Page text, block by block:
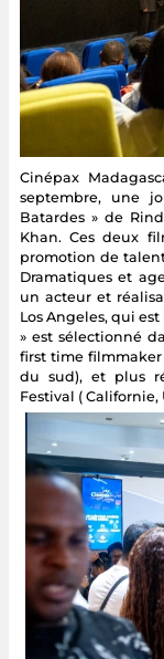
Cinépax
septembre, une
Batardes » de
Khan. Ces deux
promotion de
Dramatiques et
un acteur et
Los Angeles, qui
» est sélectionné
first time filmmaker
du sud), et plus
Festival ( Californie,